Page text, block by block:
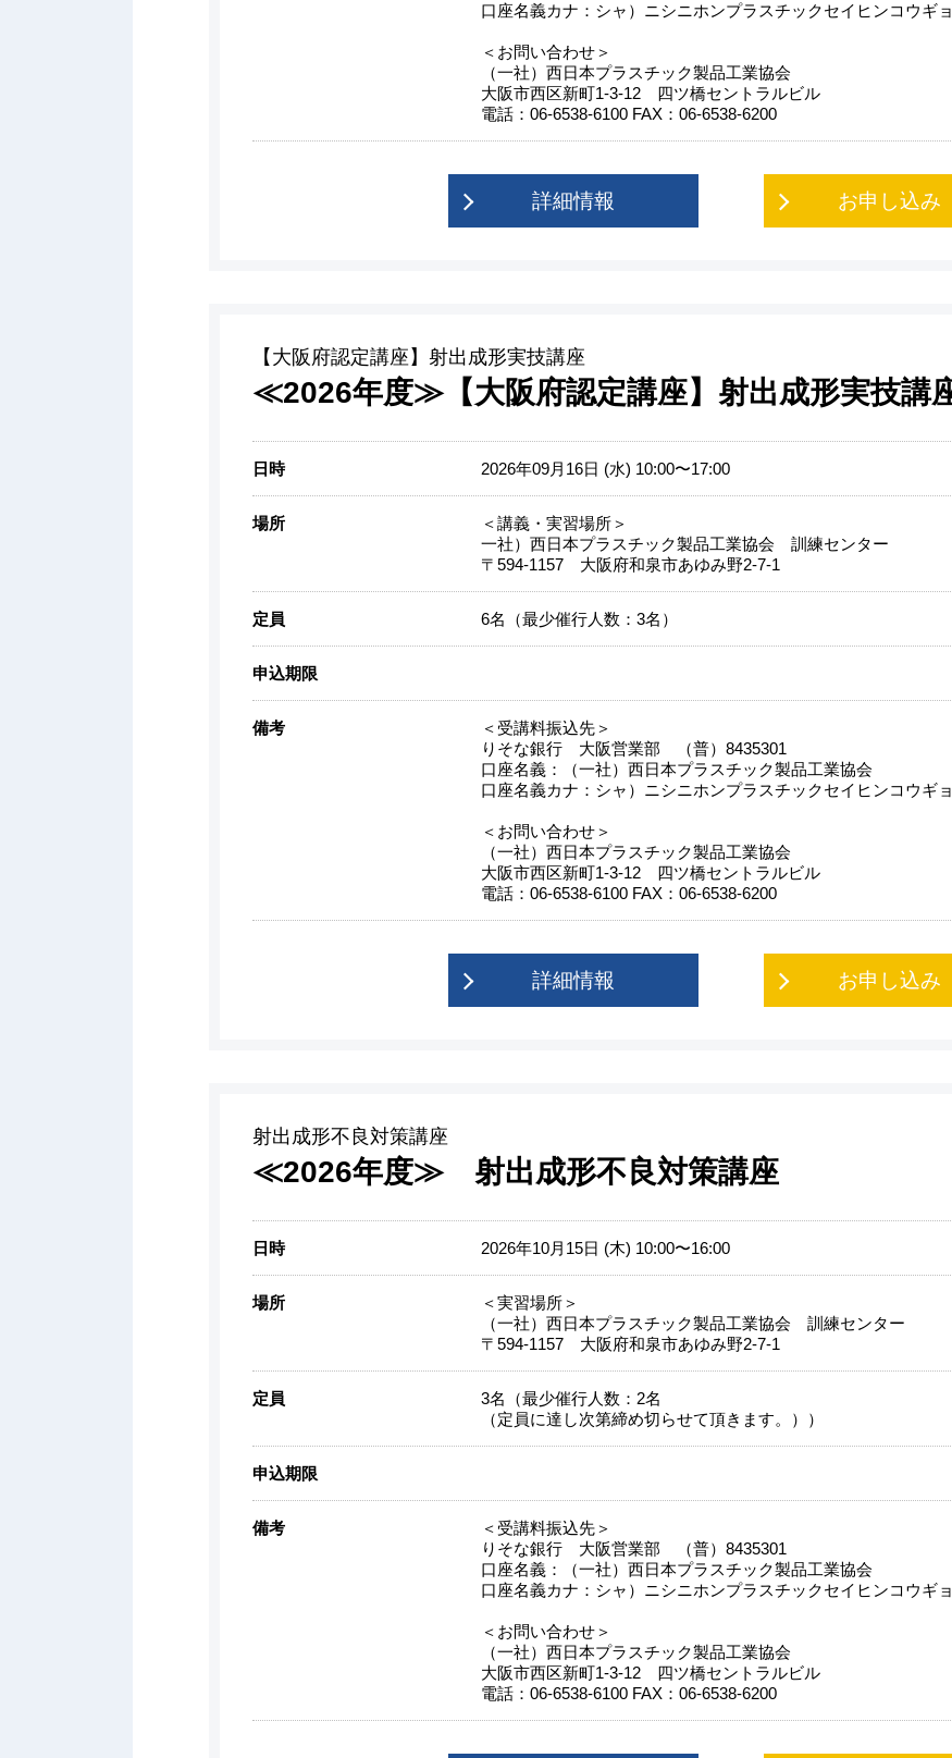
口座名義カナ：シャ）ニシニホンプラスチックセイヒンコウギ
＜お問い合わせ＞
（一社）西日本プラスチック製品工業協会
大阪市西区新町1-3-12 四ツ橋セントラルビル
電話：06‐6538‐6100 FAX：06‐6538‐6200
詳細情報 お申し込み
【大阪府認定講座】射出成形実技講座
≪2026年度≫【大阪府認定講座】射出成形実技講
日時 2026年09月16日 (水) 10:00〜17:00
場所
＜講義・実習場所＞
一社）西日本プラスチック製品工業協会 訓練センター
〒594-1157 大阪府和泉市あゆみ野2-7-1
定員 6名（最少催行人数：3名）
申込期限
備考
＜受講料振込先＞
りそな銀行 大阪営業部 （普）8435301
口座名義：（一社）西日本プラスチック製品工業協会
口座名義カナ：シャ）ニシニホンプラスチックセイヒンコウギ
＜お問い合わせ＞
（一社）西日本プラスチック製品工業協会
大阪市西区新町1-3-12 四ツ橋セントラルビル
電話：06‐6538‐6100 FAX：06‐6538‐6200
詳細情報 お申し込み
射出成形不良対策講座
≪2026年度≫ 射出成形不良対策講座
日時 2026年10月15日 (木) 10:00〜16:00
場所
＜実習場所＞
（一社）西日本プラスチック製品工業協会 訓練センター
〒594-1157 大阪府和泉市あゆみ野2-7-1
定員
3名（最少催行人数：2名
（定員に達し次第締め切らせて頂きます。））
申込期限
備考
＜受講料振込先＞
りそな銀行 大阪営業部 （普）8435301
口座名義：（一社）西日本プラスチック製品工業協会
口座名義カナ：シャ）ニシニホンプラスチックセイヒンコウギ
＜お問い合わせ＞
（一社）西日本プラスチック製品工業協会
大阪市西区新町1-3-12 四ツ橋セントラルビル
電話：06‐6538‐6100 FAX：06‐6538‐6200